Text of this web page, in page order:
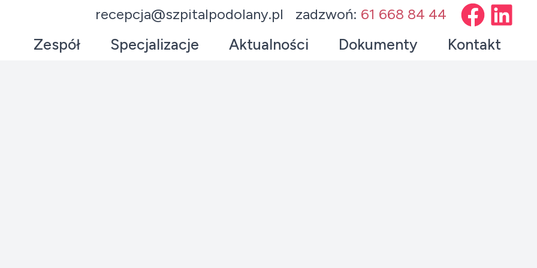
recepcja@szpitalpodolany.pl zadzwoń: 61 668 84 44
Zespół Specjalizacje Aktualności Dokumenty Kontakt